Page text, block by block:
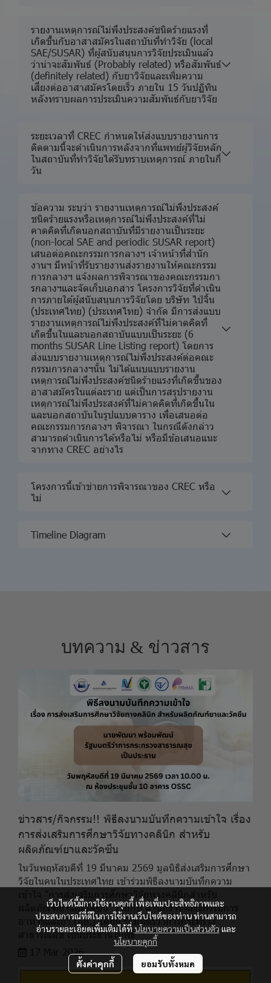
รายงานเหตุการณ์ไม่พึงประสงค์ชนิดร้ายแรงที่
เกิดขึ้นกับอาสาสมัครในสถาบันที่ทำวิจัย (local
SAE/SUSAR) ที่ผู้สนับสนุนการวิจัยประเมินแล้ว
ว่าน่าจะสัมพันธ์ (Probably related) หรือสัมพันธ์
(definitely related) กับยาวิจัยและเพิ่มความ
เสี่ยงต่ออาสาสมัครโดยเร็ว ภายใน 15 วันปฏิทิน
หลังทราบผลการประเมินความสัมพันธ์กับยาวิจัย
ระยะเวลาที่ CREC กำหนดให้ส่งแบบรายงานการ
ติดตามนี้จะดำเนินการหลังจากที่แพทย์ผู้วิจัยหลัก
ในสถาบันที่ทำวิจัยได้รับทราบเหตุการณ์ ภายในกี่
วัน
ข้อความ ระบุว่า รายงานเหตุการณ์ไม่พึงประสงค์
ชนิดร้ายแรงหรือเหตุการณ์ไม่พึงประสงค์ที่ไม่
คาดคิดที่เกิดนอกสถาบันที่มีรายงานเป็นระยะ
(non-local SAE and periodic SUSAR report)
เสนอต่อคณะกรรมการกลางฯ เจ้าหน้าที่สำนัก
งานฯ มีหน้าที่รับรายงานส่งรายงานให้คณะกรรม
การกลางฯ แจ้งผลการพิจารณาของคณะกรรมกา
รกลางฯและจัดเก็บเอกสาร โครงการวิจัยที่ดำเนิน
การภายใต้ผู้สนับสนุนการวิจัยโดย บริษัท ไป่จิ้น
(ประเทศไทย) (ประเทศไทย) จำกัด มีการส่งแบบ
รายงานเหตุการณ์ไม่พึงประสงค์ที่ไม่คาดคิดที่
เกิดขึ้นในและนอกสถาบันแบบเป็นระยะ (6
months SUSAR Line Listing report) โดยการ
ส่งแบบรายงานเหตุการณ์ไม่พึงประสงค์ต่อคณะ
กรรมการกลางฯนั้น ไม่ได้แนบแบบรายงาน
เหตุการณ์ไม่พึงประสงค์ชนิดร้ายแรงที่เกิดขึ้นของ
อาสาสมัครในแต่ละราย แต่เป็นการสรุปรายงาน
เหตุการณ์ไม่พึงประสงค์ที่ไม่คาดคิดที่เกิดขึ้นใน
และนอกสถาบันในรูปแบบตาราง เพื่อเสนอต่อ
คณะกรรมการกลางฯ พิจารณา ในกรณีดังกล่าว
สามารถดำเนินการได้หรือไม่ หรือมีข้อเสนอแนะ
จากทาง CREC อย่างไร
โครงการนี้เข้าข่ายการพิจารณาของ CREC หรือ
ไม่
Timeline Diagram
บทความ & ข่าวสาร
ข่าวสาร/กิจกรรม!! พิธีลงนามบันทึกความเข้าใจ เรื่อง
การส่งเสริมการศึกษาวิจัยทางคลินิก สำหรับ
ผลิตภัณฑ์ยาและวัคซีน
ในวันพฤหัสบดีที่ 19 มีนาคม 2569 มูลนิธิส่งเสริมการศึกษา
วิจัยในคนในประเทศไทย เข้าร่วมพิธีลงนามบันทึกความ
เข้าใจ "การส่งเสริมการศึกษาวิจัยทางคลินิกสำหรับ
ผลิตภัณฑ์ยาและวัคซีน" ร่วมกับ สำนักงานคณะกรรมการ
อาหารและยา (อย.) โดยมี รัฐมนตรีว่าการกระทรวง
สาธารณสุข เป็นประธานในพิธี
17 Mar 2026
เว็บไซต์นี้มีการใช้งานคุกกี้ เพื่อเพิ่มประสิทธิภาพและ
ประสบการณ์ที่ดีในการใช้งานเว็บไซต์ของท่าน ท่านสามารถ
อ่านรายละเอียดเพิ่มเติมได้ที่ นโยบายความเป็นส่วนตัว และ
นโยบายคุกกี้
ตั้งค่าคุกกี้ ยอมรับทั้งหมด